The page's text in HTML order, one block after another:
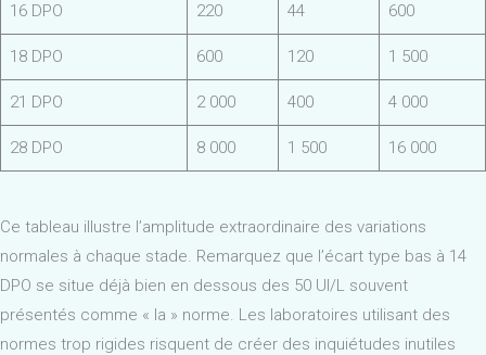
16 DPO 220 44 600
18 DPO 600 120 1 500
21 DPO 2 000 400 4 000
28 DPO 8 000 1 500 16 000
Ce tableau illustre l’amplitude extraordinaire des variations
normales à chaque stade. Remarquez que l’écart type bas à 14
DPO se situe déjà bien en dessous des 50 UI/L souvent
présentés comme « la » norme. Les laboratoires utilisant des
normes trop rigides risquent de créer des inquiétudes inutiles